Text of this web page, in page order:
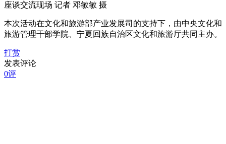
座谈交流现场 记者 邓敏敏 摄
本次活动在文化和旅游部产业发展司的支持下，由中央文化和
旅游管理干部学院、宁夏回族自治区文化和旅游厅共同主办。
打赏
发表评论
0评